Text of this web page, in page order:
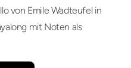
von Emile Wadteufel in
mit Noten als